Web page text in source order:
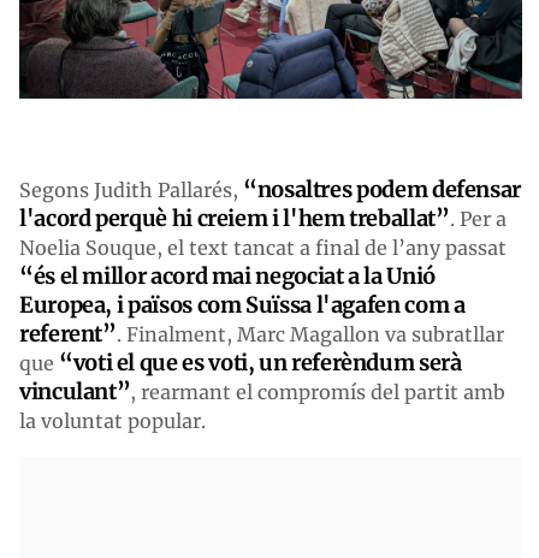
Segons Judith Pallarés, “nosaltres podem defensar
l'acord perquè hi creiem i l'hem treballat”. Per a
Noelia Souque, el text tancat a final de l’any passat
“és el millor acord mai negociat a la Unió
Europea, i països com Suïssa l'agafen com a
referent”. Finalment, Marc Magallon va subratllar
que “voti el que es voti, un referèndum serà
vinculant”, rearmant el compromís del partit amb
la voluntat popular.